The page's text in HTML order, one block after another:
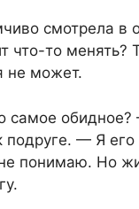
смотрела в
что-то менять?
не может.
самое обидное?
подруге. — Я
понимаю. Но